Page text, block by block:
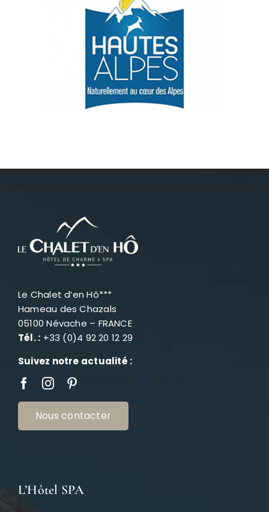
Le Chalet d’en Hô***
Hameau des Chazals
05100 Névache – FRANCE
Tél. : +33 (0)4 92 20 12 29
Suivez notre actualité :
Nous contacter
L’Hôtel SPA